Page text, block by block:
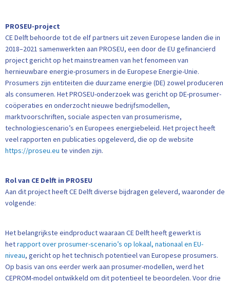
PROSEU-project
CE Delft behoorde tot de elf partners uit zeven Europese landen die in
2018–2021 samenwerkten aan PROSEU, een door de EU gefinancierd
project gericht op het mainstreamen van het fenomeen van
hernieuwbare energie-prosumers in de Europese Energie-Unie.
Prosumers zijn entiteiten die duurzame energie (DE) zowel produceren
als consumeren. Het PROSEU-onderzoek was gericht op DE-prosumer-
coöperaties en onderzocht nieuwe bedrijfsmodellen,
marktvoorschriften, sociale aspecten van prosumerisme,
technologiescenario’s en Europees energiebeleid. Het project heeft
veel rapporten en publicaties opgeleverd, die op de website
https://proseu.eu te vinden zijn.
Rol van CE Delft in PROSEU
Aan dit project heeft CE Delft diverse bijdragen geleverd, waaronder de
volgende:
Het belangrijkste eindproduct waaraan CE Delft heeft gewerkt is
hetrapport over prosumer-scenario’s op lokaal, nationaal en EU-
niveau, gericht op het technisch potentieel van Europese prosumers.
Op basis van ons eerder werk aan prosumer-modellen, werd het
CEPROM-model ontwikkeld om dit potentieel te beoordelen. Voor drie